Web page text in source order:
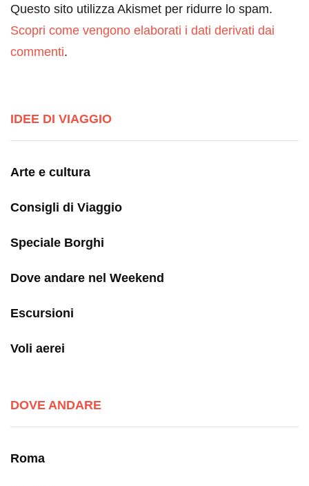
Questo sito utilizza Akismet per ridurre lo spam.
Scopri come vengono elaborati i dati derivati dai
commenti.
IDEE DI VIAGGIO
Arte e cultura
Consigli di Viaggio
Speciale Borghi
Dove andare nel Weekend
Escursioni
Voli aerei
DOVE ANDARE
Roma